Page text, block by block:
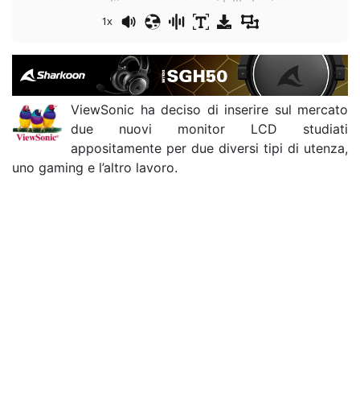
1x
ViewSonic ha deciso di inserire sul mercato
due nuovi monitor LCD studiati
appositamente per due diversi tipi di utenza,
uno gaming e l’altro lavoro.